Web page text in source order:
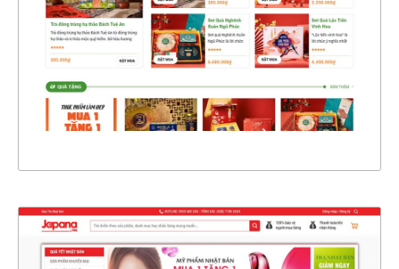
CHI TIẾT
XEM THỰC TẾ